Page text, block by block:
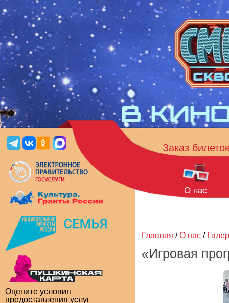
Оцените условия
предоставления услуг
Заказ
О нас
Главная / О нас /
«Игровая